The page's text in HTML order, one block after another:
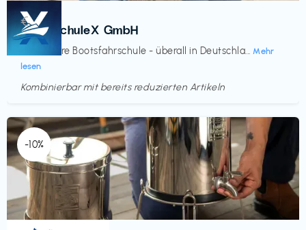
Kurse
BootsschuleX GmbH
Deine faire Bootsfahrschule - überall in Deutschla... Mehr
lesen
€‎
Kombinierbar mit bereits reduzierten Artikeln
-10%